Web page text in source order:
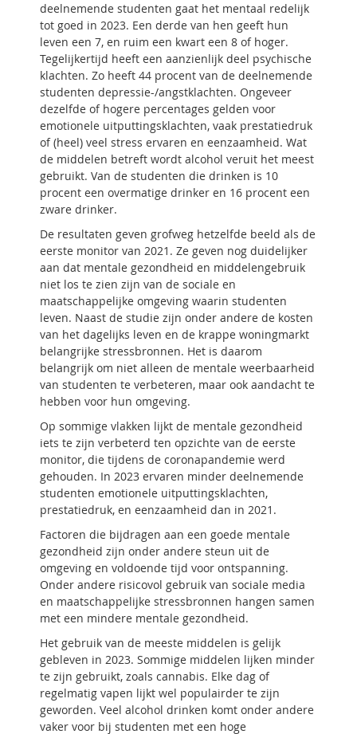
deelnemende studenten gaat het mentaal redelijk
tot goed in 2023. Een derde van hen geeft hun
leven een 7, en ruim een kwart een 8 of hoger.
Tegelijkertijd heeft een aanzienlijk deel psychische
klachten. Zo heeft 44 procent van de deelnemende
studenten depressie-/angstklachten. Ongeveer
dezelfde of hogere percentages gelden voor
emotionele uitputtingsklachten, vaak prestatiedruk
of (heel) veel stress ervaren en eenzaamheid. Wat
de middelen betreft wordt alcohol veruit het meest
gebruikt. Van de studenten die drinken is 10
procent een overmatige drinker en 16 procent een
zware drinker.
De resultaten geven grofweg hetzelfde beeld als de
eerste monitor van 2021. Ze geven nog duidelijker
aan dat mentale gezondheid en middelengebruik
niet los te zien zijn van de sociale en
maatschappelijke omgeving waarin studenten
leven. Naast de studie zijn onder andere de kosten
van het dagelijks leven en de krappe woningmarkt
belangrijke stressbronnen. Het is daarom
belangrijk om niet alleen de mentale weerbaarheid
van studenten te verbeteren, maar ook aandacht te
hebben voor hun omgeving.
Op sommige vlakken lijkt de mentale gezondheid
iets te zijn verbeterd ten opzichte van de eerste
monitor, die tijdens de coronapandemie werd
gehouden. In 2023 ervaren minder deelnemende
studenten emotionele uitputtingsklachten,
prestatiedruk, en eenzaamheid dan in 2021.
Factoren die bijdragen aan een goede mentale
gezondheid zijn onder andere steun uit de
omgeving en voldoende tijd voor ontspanning.
Onder andere risicovol gebruik van sociale media
en maatschappelijke stressbronnen hangen samen
met een mindere mentale gezondheid.
Het gebruik van de meeste middelen is gelijk
gebleven in 2023. Sommige middelen lijken minder
te zijn gebruikt, zoals cannabis. Elke dag of
regelmatig vapen lijkt wel populairder te zijn
geworden. Veel alcohol drinken komt onder andere
vaker voor bij studenten met een hoge